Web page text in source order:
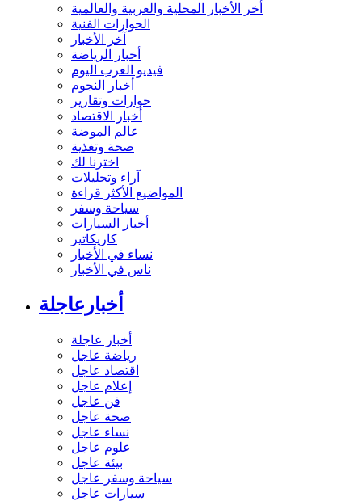
أخر الأخبار المحلية والعربية والعالمية
الحوارات الفنية
آخر الأخبار
أخبار الرياضة
فيديو العرب اليوم
أخبار النجوم
حوارات وتقارير
أخبار الاقتصاد
عالم الموضة
صحة وتغذية
اخترنا لك
آراء وتحليلات
المواضيع الأكثر قراءة
سياحة وسفر
أخبار السيارات
كاريكاتير
نساء في الأخبار
ناس في الأخبار
أخبارعاجلة
أخبار عاجلة
رياضة عاجل
اقتصاد عاجل
إعلام عاجل
فن عاجل
صحة عاجل
نساء عاجل
علوم عاجل
بيئة عاجل
سياحة وسفر عاجل
سيارات عاجل